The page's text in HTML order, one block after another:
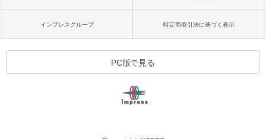
インプレスグループ 特定商取引法に基づく表示
PC版で見る